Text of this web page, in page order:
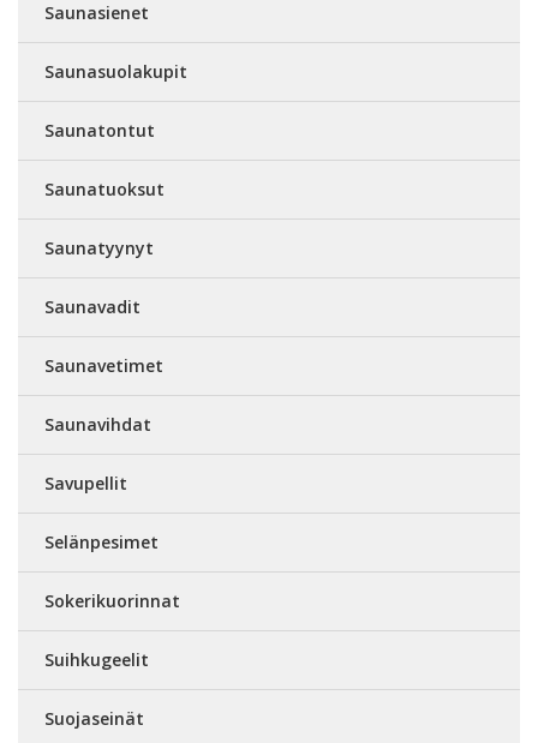
Saunasienet
Saunasuolakupit
Saunatontut
Saunatuoksut
Saunatyynyt
Saunavadit
Saunavetimet
Saunavihdat
Savupellit
Selänpesimet
Sokerikuorinnat
Suihkugeelit
Suojaseinät